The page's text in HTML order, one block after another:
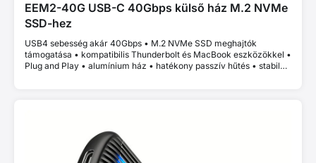
EEM2-40G USB-C 40Gbps külső ház M.2 NVMe
SSD-hez
USB4 sebesség akár 40Gbps • M.2 NVMe SSD meghajtók
támogatása • kompatibilis Thunderbolt és MacBook eszközökkel •
Plug and Play • alumínium ház • hatékony passzív hűtés • stabil